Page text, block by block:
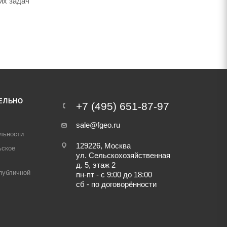
+7 (495) 651-87-97
sale@fgeo.ru
129226, Москва
ул. Сельскохозяйственная
д. 5, этаж 2
пн-пт - с 9:00 до 18:00
сб - по договорённости